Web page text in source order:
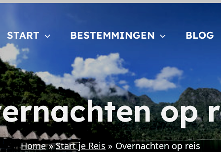
START BESTEMMINGEN BLOG
op
Home Start je Reis Overnachten op reis